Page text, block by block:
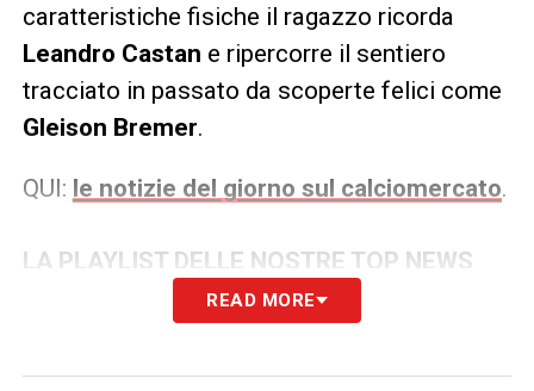
caratteristiche fisiche il ragazzo ricorda
Leandro Castan e ripercorre il sentiero
tracciato in passato da scoperte felici come
Gleison Bremer.
QUI: le notizie del giorno sul calciomercato.
LA PLAYLIST DELLE NOSTRE TOP NEWS
READ MORE